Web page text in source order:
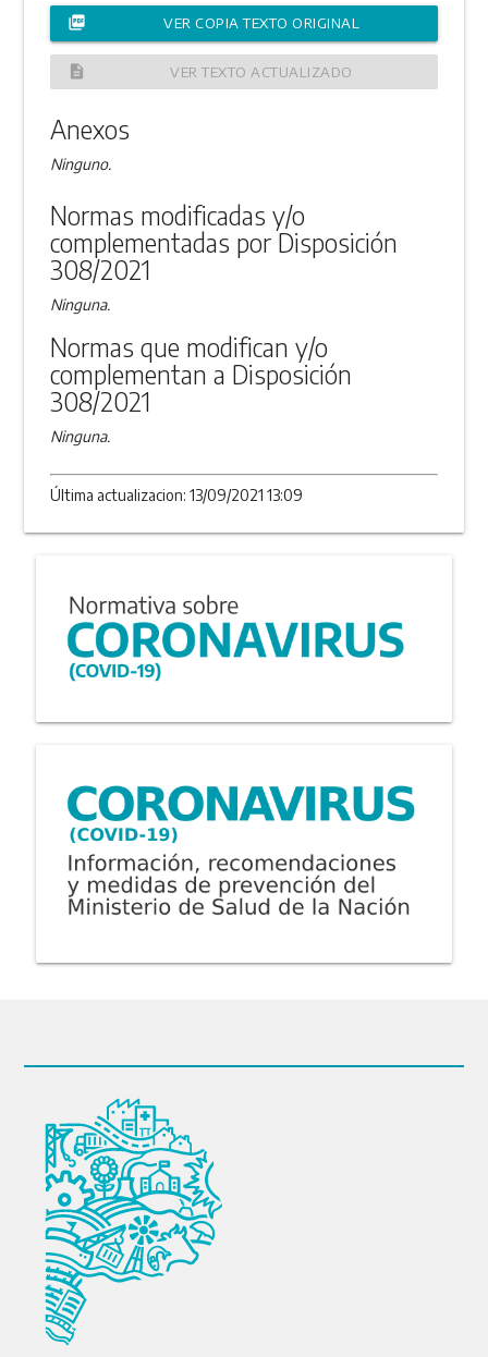
picture_as_pdf VER COPIA TEXTO ORIGINAL
description VER TEXTO ACTUALIZADO
Anexos
Ninguno.
Normas modificadas y/o
complementadas por Disposición
308/2021
Ninguna.
Normas que modifican y/o
complementan a Disposición
308/2021
Ninguna.
Última actualizacion: 13/09/2021 13:09